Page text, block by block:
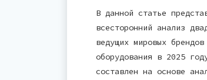
В данной статье
всесторонний анализ
ведущих мировых
оборудования в 2025
составлен на основе